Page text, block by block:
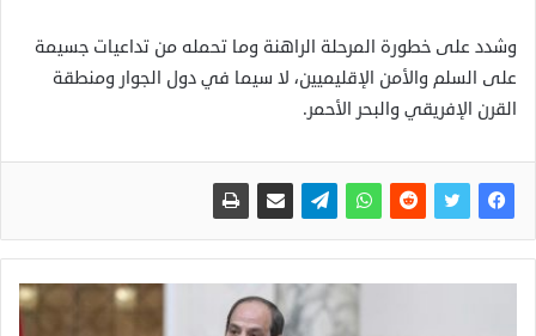
وشدد على خطورة المرحلة الراهنة وما تحمله من تداعيات جسيمة
على السلم والأمن الإقليميين، لا سيما في دول الجوار ومنطقة
القرن الإفريقي والبحر الأحمر.